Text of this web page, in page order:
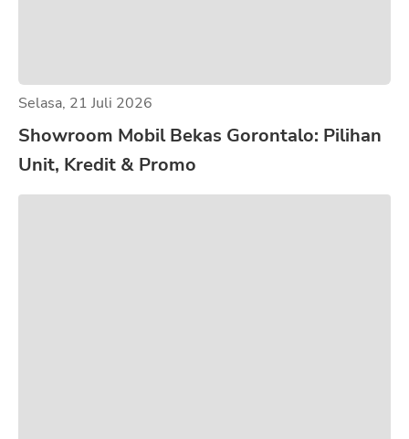
Selasa, 21 Juli 2026
Showroom Mobil Bekas Gorontalo: Pilihan
Unit, Kredit & Promo